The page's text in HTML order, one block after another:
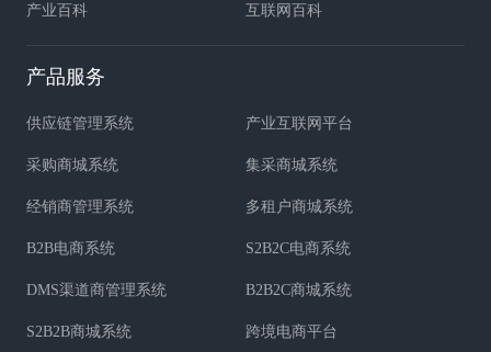
产业百科 互联网百科
产品服务
供应链管理系统 产业互联网平台
采购商城系统 集采商城系统
经销商管理系统 多租户商城系统
B2B电商系统 S2B2C电商系统
DMS渠道商管理系统 B2B2C商城系统
S2B2B商城系统 跨境电商平台